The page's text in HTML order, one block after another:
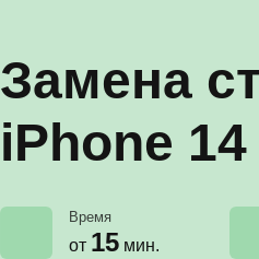
Замена
iPhone
Время
от 15 мин.